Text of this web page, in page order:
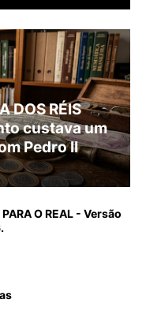
DOS RÉIS
custava um
Pedro II
O REAL - Versão